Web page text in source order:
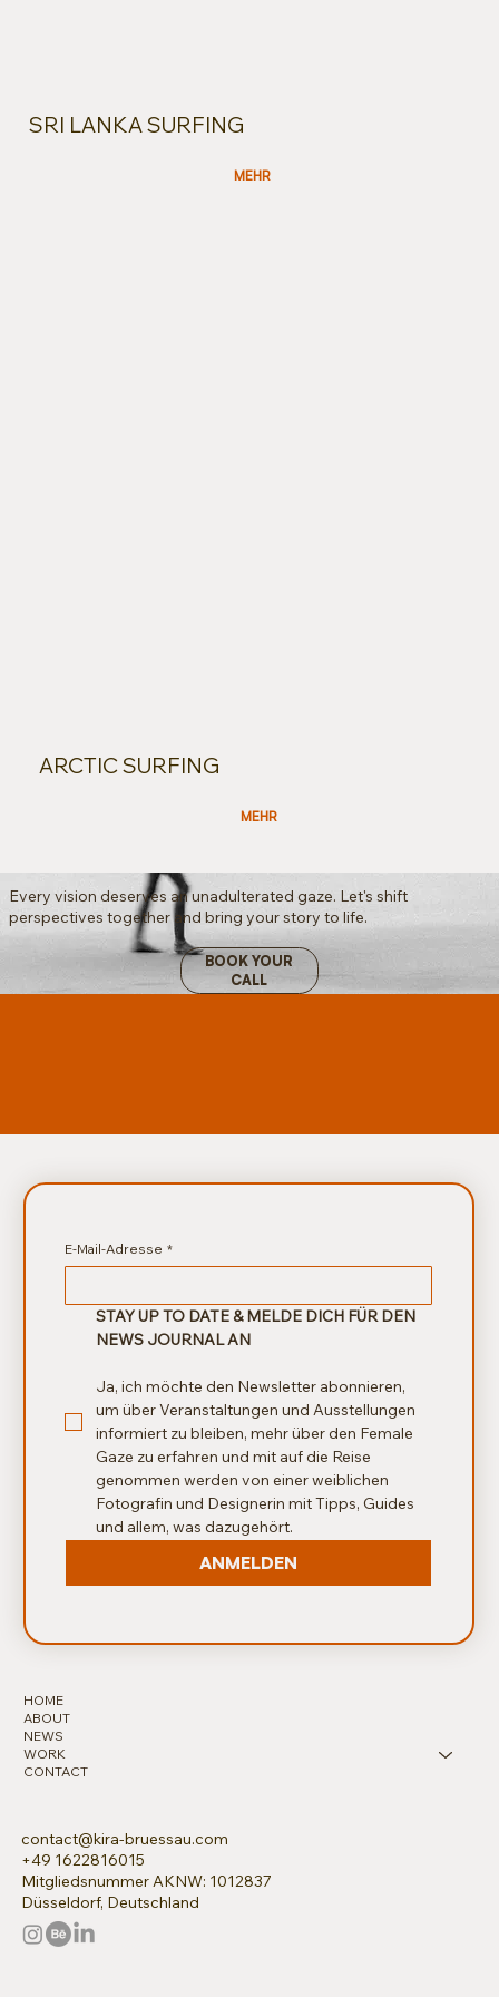
SRI LANKA SURFING
MEHR
ARCTIC SURFING
MEHR
Every vision deserves an unadulterated gaze. Let's shift
perspectives together and bring your story to life.
BOOK YOUR
CALL
contact@kira-bruessau.com
+49 1622816015
Mitgliedsnummer AKNW: 1012837
Düsseldorf, Deutschland
HOME
ABOUT
NEWS
WORK
CONTACT
E-Mail-Adresse *
STAY UP TO DATE & MELDE DICH FÜR DEN
NEWS JOURNAL AN
Ja, ich möchte den Newsletter abonnieren,
um über Veranstaltungen und Ausstellungen
informiert zu bleiben, mehr über den Female
Gaze zu erfahren und mit auf die Reise
genommen werden von einer weiblichen
Fotografin und Designerin mit Tipps, Guides
und allem, was dazugehört.
ANMELDEN